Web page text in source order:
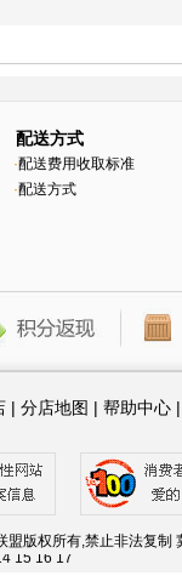
配送方式
·配送费用收取标准
·配送方式
| 分店地图 | 帮助中心 |
盟版权所有,禁止非法复制
31 32 34 35 36 37 38
89 90 92 93 94 95 96
15 16 17